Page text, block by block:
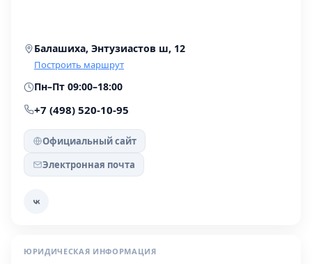
Балашиха, Энтузиастов ш, 12
Построить маршрут
Пн–Пт 09:00–18:00
+7 (498) 520-10-95
Официальный сайт
Электронная почта
ЮРИДИЧЕСКАЯ ИНФОРМАЦИЯ